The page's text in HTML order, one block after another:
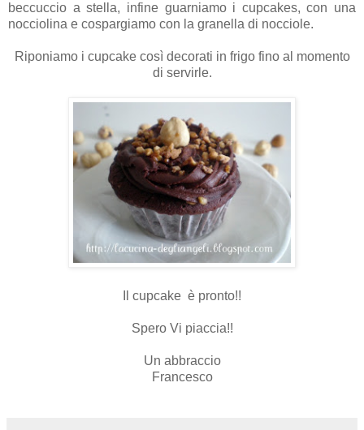
beccuccio a stella, infine guarniamo i cupcakes, con una
nocciolina e cospargiamo con la granella di nocciole.
Riponiamo i cupcake così decorati in frigo fino al momento
di servirle.
Il cupcake è pronto!!
Spero Vi piaccia!!
Un abbraccio
Francesco